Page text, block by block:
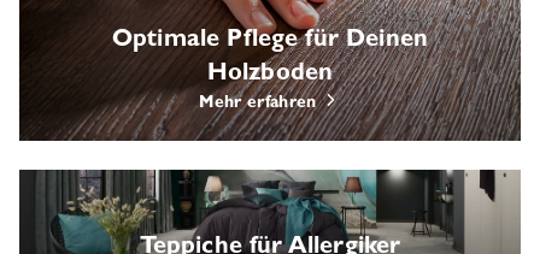
Optimale Pflege für Deinen
Holzboden
Mehr erfahren
Teppiche für Allergiker